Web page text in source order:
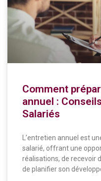
Comment
annuel :
Salariés
L’entretien annuel est
salarié, offrant une
réalisations, de recevoir
de planifier son